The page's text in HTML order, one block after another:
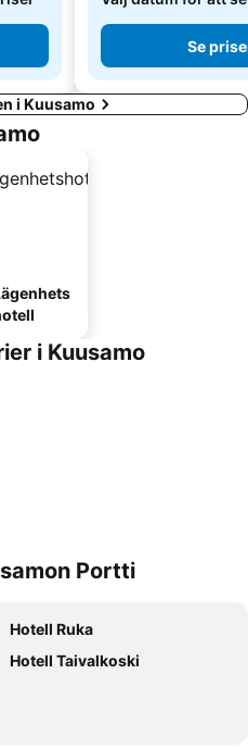
Se
i Kuusamo
i Kuusamo
Portti
Hotell Ruka
Hotell Taivalkoski